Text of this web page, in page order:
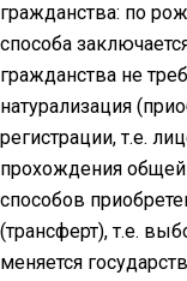
гражданства: по
способа
гражданства не
натурализация
регистрации, т.е.
прохождения
способов
(трансферт), т.е.
меняется